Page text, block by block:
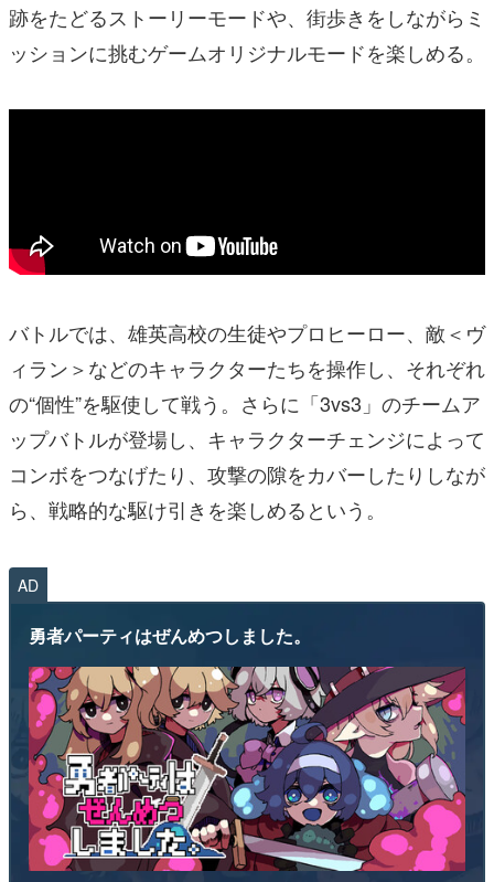
跡をたどるストーリーモードや、街歩きをしながらミ
ッションに挑むゲームオリジナルモードを楽しめる。
バトルでは、雄英高校の生徒やプロヒーロー、敵＜ヴ
ィラン＞などのキャラクターたちを操作し、それぞれ
の“個性”を駆使して戦う。さらに「3vs3」のチームア
ップバトルが登場し、キャラクターチェンジによって
コンボをつなげたり、攻撃の隙をカバーしたりしなが
ら、戦略的な駆け引きを楽しめるという。
AD
勇者パーティはぜんめつしました。